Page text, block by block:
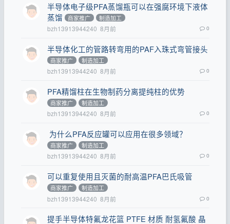
半导体电子级PFA蒸馏瓶可以在强腐环境下液体
蒸馏
商家推广 制造加工
bzh13913944240 8月前 0
半导体化工的管路转弯用的PAF入珠式弯管接头
商家推广 制造加工
bzh13913944240 8月前 0
PFA精馏柱在生物制药分离提纯柱的优势
商家推广 制造加工
bzh13913944240 8月前 0
为什么PFA反应罐可以应用在很多领域？
商家推广 制造加工
bzh13913944240 8月前 0
可以重复使用且灭菌的耐高温PFA巴氏吸管
商家推广 制造加工
bzh13913944240 8月前 0
提手半导体特氟龙花篮 PTFE 材质 耐氢氟酸 晶